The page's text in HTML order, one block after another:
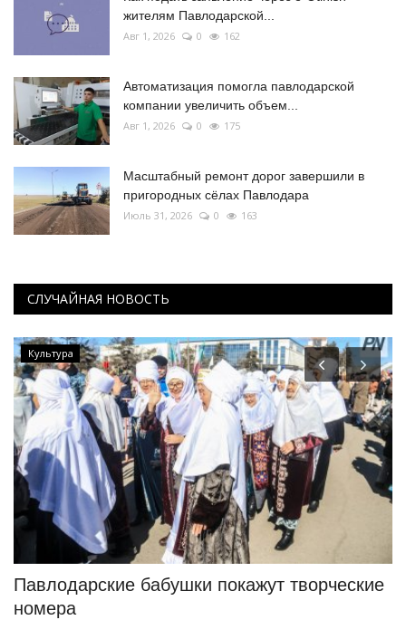
жителям Павлодарской...
Авг 1, 2026 0 162
Автоматизация помогла павлодарской
компании увеличить объем...
Авг 1, 2026 0 175
Масштабный ремонт дорог завершили в
пригородных сёлах Павлодара
Июль 31, 2026 0 163
СЛУЧАЙНАЯ НОВОСТЬ
Культура
Павлодарские бабушки покажут творческие
номера